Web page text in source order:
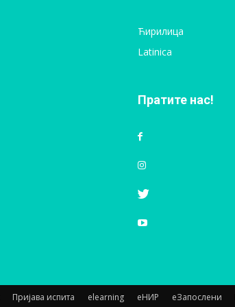
Ћирилица
Latinica
Пратите нас!
Пријава испита elearning еНИР еЗапослени